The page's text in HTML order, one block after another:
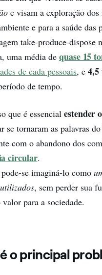
e visam a exploração
e para a saúde das
take-produce-dispose
uma média dequase 15
de cada pessoais, e4,5
de tempo.
que é essencialestender
se tornaram as palavras
com o abandono dos
circular.
se imaginá-lo como
, sem perder sua
para a sociedade.
o principal